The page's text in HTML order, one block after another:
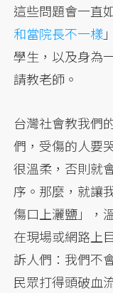
這些問題會一直
和當院長不一樣
學生，以及身為
請教老師。
台灣社會教我們
們，受傷的人要
很溫柔，否則就
序。那麼，就讓
傷口上灑鹽」，
在現場或網路上
訴人們：我們不
民眾打得頭破血